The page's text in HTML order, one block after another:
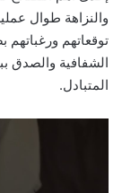
والنزاهة طوال
توقعاتهم
الشفافية والصدق
المتبادل.